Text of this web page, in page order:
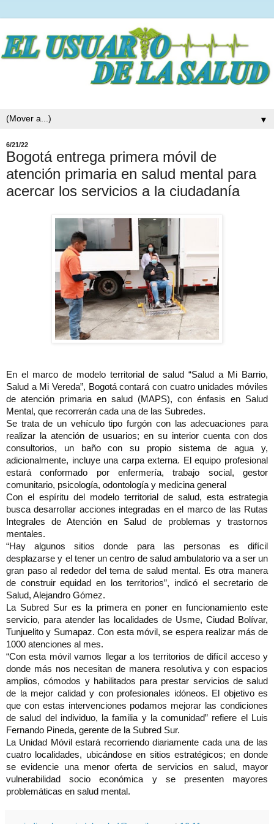
▼
6/21/22
Bogotá entrega primera móvil de
atención primaria en salud mental para
acercar los servicios a la ciudadanía
En el marco de modelo territorial de salud “Salud a Mi Barrio,
Salud a Mi Vereda”, Bogotá contará con cuatro unidades móviles
de atención primaria en salud (MAPS), con énfasis en Salud
Mental, que recorrerán cada una de las Subredes.
Se trata de un vehículo tipo furgón con las adecuaciones para
realizar la atención de usuarios; en su interior cuenta con dos
consultorios, un baño con su propio sistema de agua y,
adicionalmente, incluye una carpa externa. El equipo profesional
estará conformado por enfermería, trabajo social, gestor
comunitario, psicología, odontología y medicina general
Con el espíritu del modelo territorial de salud, esta estrategia
busca desarrollar acciones integradas en el marco de las Rutas
Integrales de Atención en Salud de problemas y trastornos
mentales.
“Hay algunos sitios donde para las personas es difícil
desplazarse y el tener un centro de salud ambulatorio va a ser un
gran paso al rededor del tema de salud mental. Es otra manera
de construir equidad en los territorios”, indicó el secretario de
Salud, Alejandro Gómez.
La Subred Sur es la primera en poner en funcionamiento este
servicio, para atender las localidades de Usme, Ciudad Bolívar,
Tunjuelito y Sumapaz. Con esta móvil, se espera realizar más de
1000 atenciones al mes.
“Con esta móvil vamos llegar a los territorios de difícil acceso y
donde más nos necesitan de manera resolutiva y con espacios
amplios, cómodos y habilitados para prestar servicios de salud
de la mejor calidad y con profesionales idóneos. El objetivo es
que con estas intervenciones podamos mejorar las condiciones
de salud del individuo, la familia y la comunidad” refiere el Luis
Fernando Pineda, gerente de la Subred Sur.
La Unidad Móvil estará recorriendo diariamente cada una de las
cuatro localidades, ubicándose en sitios estratégicos; en donde
se evidencie una menor oferta de servicios en salud, mayor
vulnerabilidad socio económica y se presenten mayores
problemáticas en salud mental.